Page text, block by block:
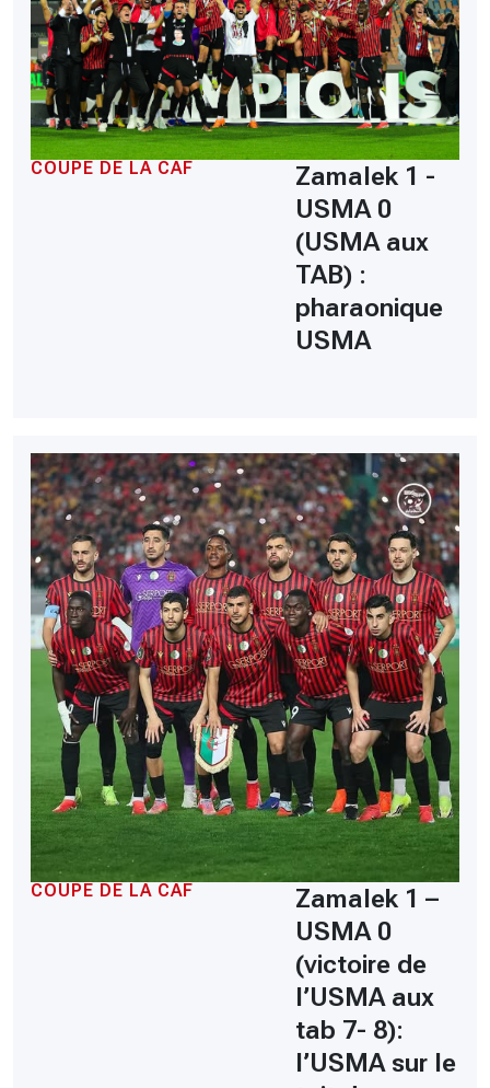
COUPE DE LA CAF
Zamalek 1 -
USMA 0
(USMA aux
TAB) :
pharaonique
USMA
COUPE DE LA CAF
Zamalek 1 –
USMA 0
(victoire de
l’USMA aux
tab 7- 8):
l’USMA sur le